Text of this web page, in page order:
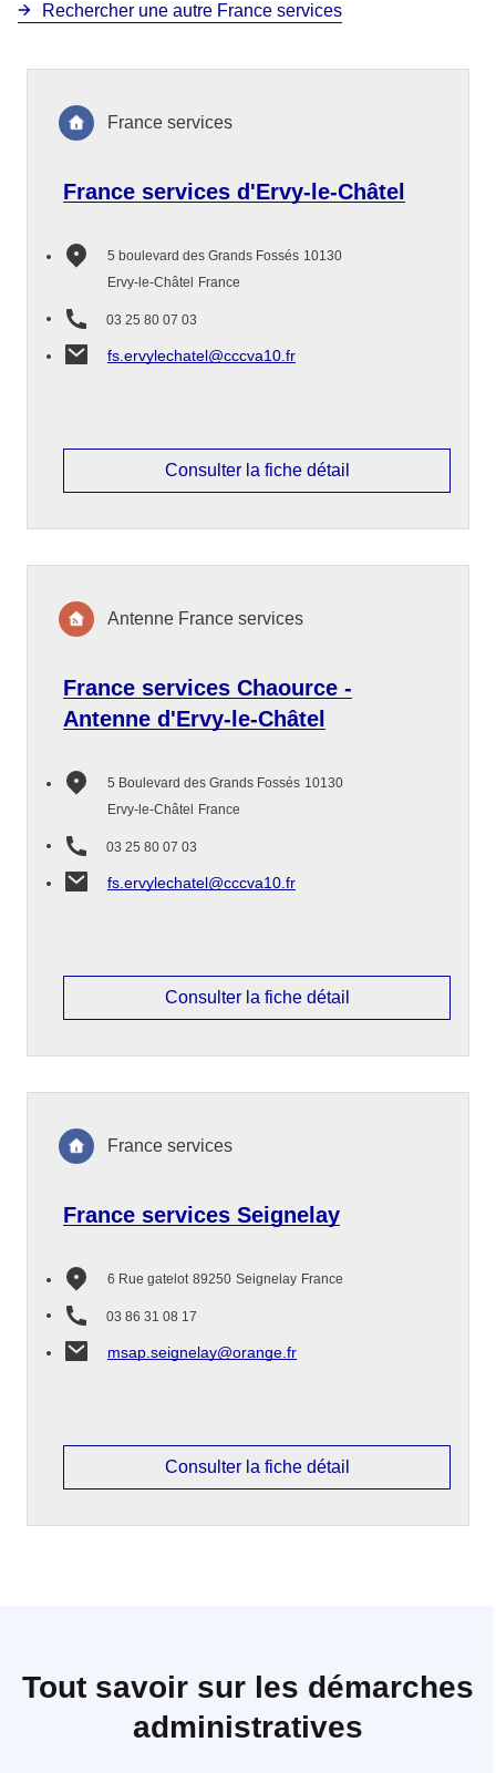
Rechercher une autre France services
France services d'Ervy-le-Châtel
5 boulevard des Grands Fossés 10130
Ervy-le-Châtel
France
03 25 80 07 03
fs.ervylechatel@cccva10.fr
France services
Consulter la fiche détail
France services Chaource -
Antenne d'Ervy-le-Châtel
5 Boulevard des Grands Fossés 10130
Ervy-le-Châtel
France
03 25 80 07 03
fs.ervylechatel@cccva10.fr
Antenne France services
Consulter la fiche détail
France services Seignelay
6 Rue gatelot 89250 Seignelay France
03 86 31 08 17
msap.seignelay@orange.fr
France services
Consulter la fiche détail
Tout savoir sur les démarches
administratives